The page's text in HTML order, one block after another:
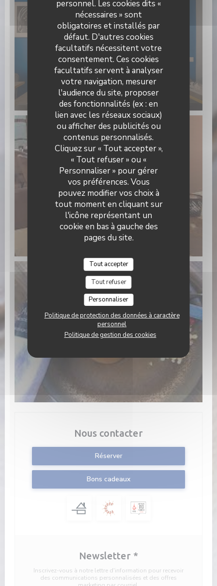
personnel. Les cookies dits «
nécessaires » sont
obligatoires et installés par
défaut. D'autres cookies
facultatifs nécessitent votre
consentement. Ces cookies
facultatifs servent à analyser
votre navigation, mesurer
l'audience du site, proposer
des fonctionnalités (ex : en
lien avec les réseaux sociaux)
ou afficher des publicités ou
contenus personnalisés.
Cliquez sur « Tout accepter »,
« Tout refuser » ou «
Personnaliser » pour gérer
vos préférences. Vous
pouvez modifier vos choix à
tout moment en cliquant sur
l'icône représentant un
cookie en bas à gauche des
pages du site.
Tout accepter
Tout refuser
Personnaliser
Politique de protection des données à caractère
personnel
Politique de gestion des cookies
Nous contacter
Réserver
Bons cadeaux
Newsletter *
Inscrivez-vous à notre lettre d'information pour recevoir
des communications personnalisées et des offres
L’Alchimiste